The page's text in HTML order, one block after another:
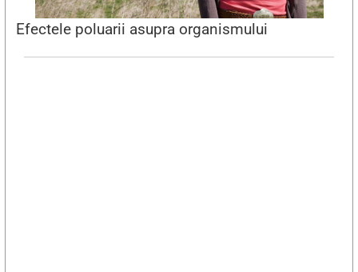
Efectele poluarii asupra organismului